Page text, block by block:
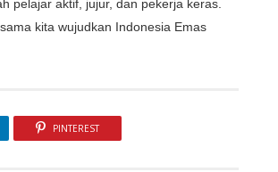
pelajar aktif, jujur, dan pekerja keras.
kita wujudkan Indonesia Emas
PINTEREST